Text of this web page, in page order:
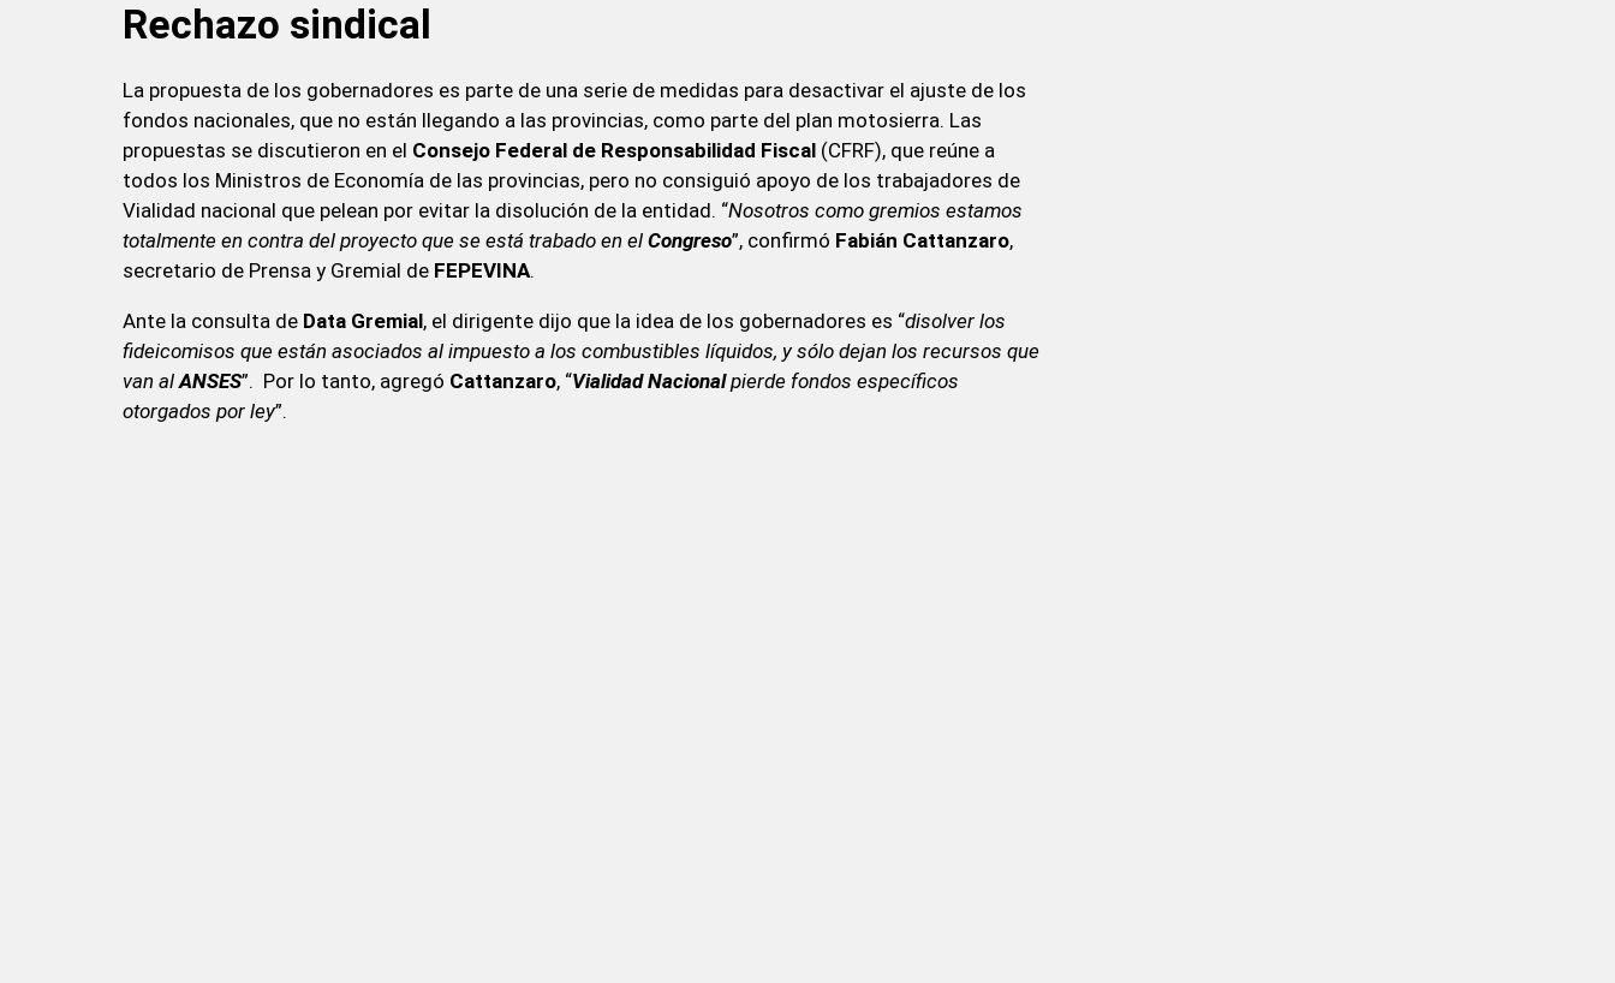
Rechazo sindical
La propuesta de los gobernadores es parte de una serie de medidas para desactivar el ajuste de los
fondos nacionales, que no están llegando a las provincias, como parte del plan motosierra. Las
propuestas se discutieron en el Consejo Federal de Responsabilidad Fiscal (CFRF), que reúne a
todos los Ministros de Economía de las provincias, pero no consiguió apoyo de los trabajadores de
Vialidad nacional que pelean por evitar la disolución de la entidad. “Nosotros como gremios estamos
totalmente en contra del proyecto que se está trabado en el Congreso”, confirmó Fabián Cattanzaro,
secretario de Prensa y Gremial de FEPEVINA.
Ante la consulta de Data Gremial, el dirigente dijo que la idea de los gobernadores es “disolver los
fideicomisos que están asociados al impuesto a los combustibles líquidos, y sólo dejan los recursos que
van alANSES”. Por lo tanto, agregó Cattanzaro, “Vialidad Nacionalpierde fondos específicos
otorgados por ley”.